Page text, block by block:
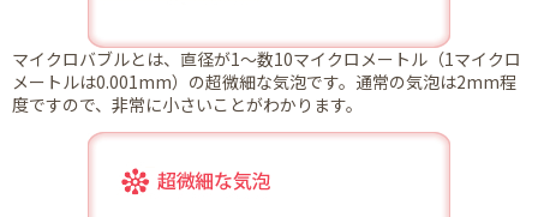
マイクロバブルとは、直径が1～数10マイクロメートル（1マイクロ
メートルは0.001mm）の超微細な気泡です。通常の気泡は2mm程
度ですので、非常に小さいことがわかります。